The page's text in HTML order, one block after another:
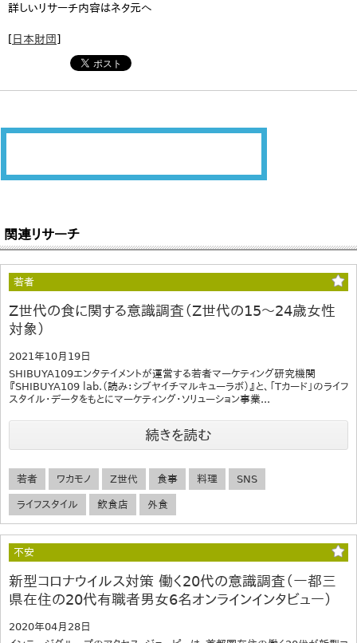
詳しいリサーチ内容はネタ元へ
[日本財団]
関連リサーチ
若者
Z世代の食に関する意識調査（Z世代の15～24歳女性
対象）
2021年10月19日
SHIBUYA109エンタテイメントが運営する若者マーケティング研究機関
『SHIBUYA109 lab.（読み：シブヤイチマルキューラボ）』と、「Tカード」のライフ
スタイル・データをもとにマーケティング・ソリューション事業...
続きを読む
若者 ワカモノ Z世代 食事 料理 SNS
ライフスタイル 飲食店 外食
不安
新型コロナウイルス対策 働く20代の意識調査（一都三
県在住の20代有職者男女6名オンラインインタビュー）
2020年04月28日